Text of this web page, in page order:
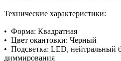
Технические характеристики:
• Форма: Квадратная
• Цвет окантовки: Черный
• Подсветка: LED, нейтральный
диммирования